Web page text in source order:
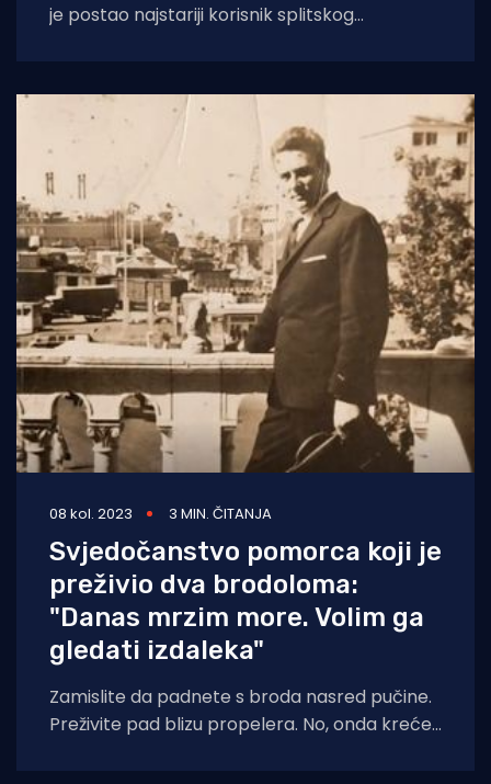
je postao najstariji korisnik splitskog
08 kol. 2023 3 MIN. ČITANJA
Svjedočanstvo pomorca koji je
preživio dva brodoloma:
"Danas mrzim more. Volim ga
gledati izdaleka"
Zamislite da padnete s broda nasred pučine.
Preživite pad blizu propelera. No, onda kreće